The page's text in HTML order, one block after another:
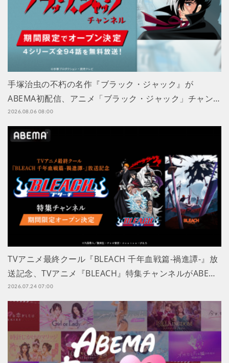
手塚治虫の不朽の名作『ブラック・ジャック』が
ABEMA初配信、アニメ「ブラック・ジャック」チャン…
2026.08.06 08:00
TVアニメ最終クール『BLEACH 千年血戦篇-禍進譚-』放
送記念、TVアニメ『BLEACH』特集チャンネルがABE…
2026.07.24 07:00